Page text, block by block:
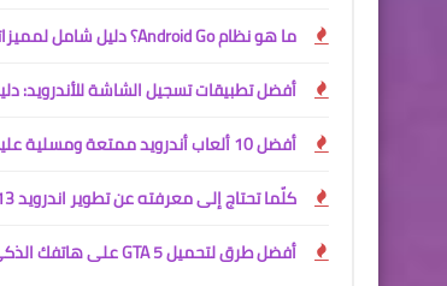
ما هو نظام Android Go؟ دليل شامل لمميزاته وفوائده على الهواتف منخفضة المواصفات
أفضل تطبيقات تسجيل الشاشة للأندرويد:
أفضل 10 ألعاب أندرويد ممتعة ومسلية عليك تجربتها الآن
كلّما تحتاج إلى معرفته عن تطوير اندروید 13
أفضل طرق لتحميل GTA 5 على هاتفك الذكي بنجاح